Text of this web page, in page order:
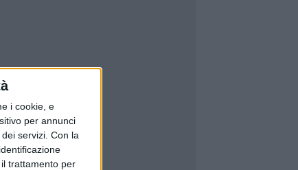
i cookie, e
per annunci
servizi. Con la
trattamento per